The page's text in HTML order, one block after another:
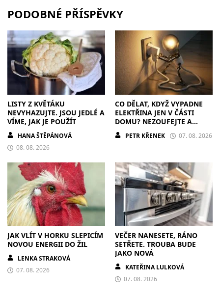
PODOBNÉ PŘÍSPĚVKY
LISTY Z KVĚTÁKU
NEVYHAZUJTE. JSOU JEDLÉ A
VÍME, JAK JE POUŽÍT
HANA ŠTĚPÁNOVÁ
08. 08. 2026
CO DĚLAT, KDYŽ VYPADNE
ELEKTŘINA JEN V ČÁSTI
DOMU? NEZOUFEJTE A
POSTUPUJTE S CHLADNOU
HLAVOU
PETR KŘENEK 07. 08. 2026
JAK VLÍT V HORKU SLEPICÍM
NOVOU ENERGII DO ŽIL
LENKA STRAKOVÁ
07. 08. 2026
VEČER NANESETE, RÁNO
SETŘETE. TROUBA BUDE
JAKO NOVÁ
KATEŘINA LULKOVÁ
07. 08. 2026